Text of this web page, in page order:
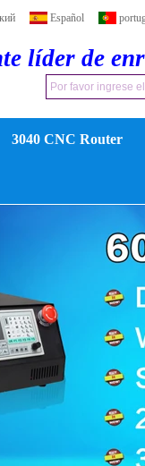
Español
líder de
3040 CNC Router